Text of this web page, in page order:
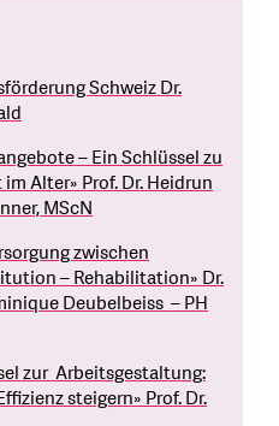
Schweiz Dr.
– Ein Schlüssel zu
Alter» Prof. Dr. Heidrun
MScN
zwischen
– Rehabilitation» Dr.
Deubelbeiss – PH
zur Arbeitsgestaltung:
steigern» Prof. Dr.